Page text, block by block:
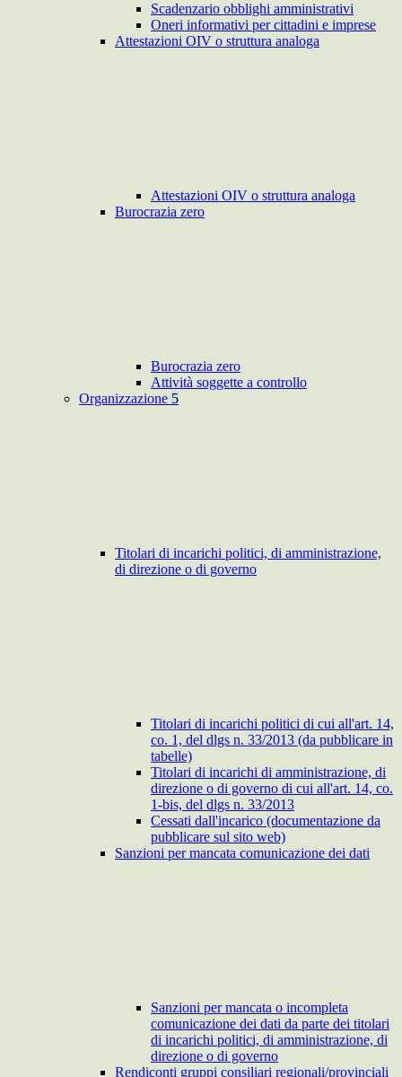
Scadenzario obblighi amministrativi
Oneri informativi per cittadini e imprese
Attestazioni OIV o struttura analoga
Attestazioni OIV o struttura analoga
Burocrazia zero
Burocrazia zero
Attività soggette a controllo
Organizzazione 5
Titolari di incarichi politici, di amministrazione,
di direzione o di governo
Titolari di incarichi politici di cui all'art. 14,
co. 1, del dlgs n. 33/2013 (da pubblicare in
tabelle)
Titolari di incarichi di amministrazione, di
direzione o di governo di cui all'art. 14, co.
1-bis, del dlgs n. 33/2013
Cessati dall'incarico (documentazione da
pubblicare sul sito web)
Sanzioni per mancata comunicazione dei dati
Sanzioni per mancata o incompleta
comunicazione dei dati da parte dei titolari
di incarichi politici, di amministrazione, di
direzione o di governo
Rendiconti gruppi consiliari regionali/provinciali